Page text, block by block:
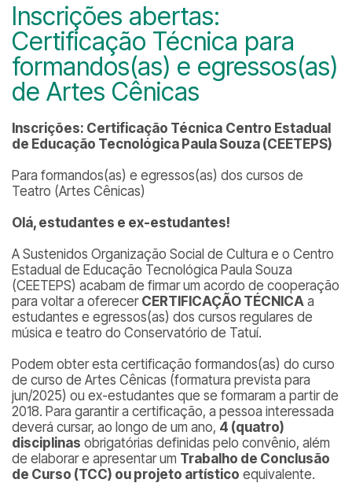
Inscrições abertas:
Certificação Técnica para
formandos(as) e egressos(as)
de Artes Cênicas
Inscrições: Certificação Técnica Centro Estadual
de Educação Tecnológica Paula Souza (CEETEPS)
Para formandos(as) e egressos(as) dos cursos de
Teatro (Artes Cênicas)
Olá, estudantes e ex-estudantes!
A Sustenidos Organização Social de Cultura e o Centro
Estadual de Educação Tecnológica Paula Souza
(CEETEPS) acabam de firmar um acordo de cooperação
para voltar a oferecer CERTIFICAÇÃO TÉCNICA a
estudantes e egressos(as) dos cursos regulares de
música e teatro do Conservatório de Tatuí.
Podem obter esta certificação formandos(as) do curso
de curso de Artes Cênicas (formatura prevista para
jun/2025) ou ex-estudantes que se formaram a partir de
2018. Para garantir a certificação, a pessoa interessada
deverá cursar, ao longo de um ano, 4 (quatro)
disciplinas obrigatórias definidas pelo convênio, além
de elaborar e apresentar um Trabalho de Conclusão
de Curso (TCC) ou projeto artístico equivalente.